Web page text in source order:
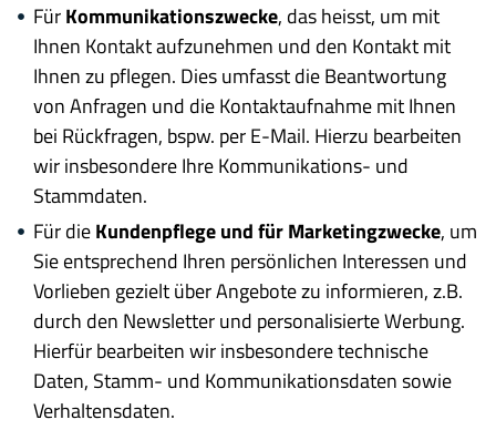
FürKommunikationszwecke, das heisst, um mit
Ihnen Kontakt aufzunehmen und den Kontakt mit
Ihnen zu pflegen. Dies umfasst die Beantwortung
von Anfragen und die Kontaktaufnahme mit Ihnen
bei Rückfragen, bspw. per E-Mail. Hierzu bearbeiten
wir insbesondere Ihre Kommunikations- und
Stammdaten.
Für dieKundenpflege und für Marketingzwecke, um
Sie entsprechend Ihren persönlichen Interessen und
Vorlieben gezielt über Angebote zu informieren, z.B.
durch den Newsletter und personalisierte Werbung.
Hierfür bearbeiten wir insbesondere technische
Daten, Stamm- und Kommunikationsdaten sowie
Verhaltensdaten.